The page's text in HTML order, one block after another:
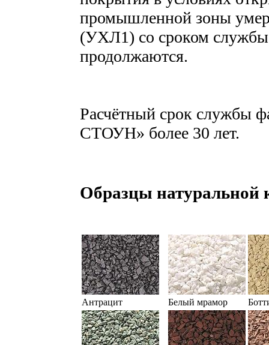
промышленной зоны
(УХЛ1) со сроком службы
продолжаются.
Расчётный срок службы
СТОУН» более 30 лет.
Образцы
Антрацит Белый мрамор